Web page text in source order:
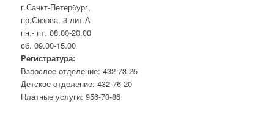
г.Санкт-Петербург,
пр.Сизова, 3 лит.А
пн.- пт. 08.00-20.00
сб. 09.00-15.00
Регистратура:
Взрослое отделение: 432-73-25
Детское отделение: 432-76-20
Платные услуги: 956-70-86